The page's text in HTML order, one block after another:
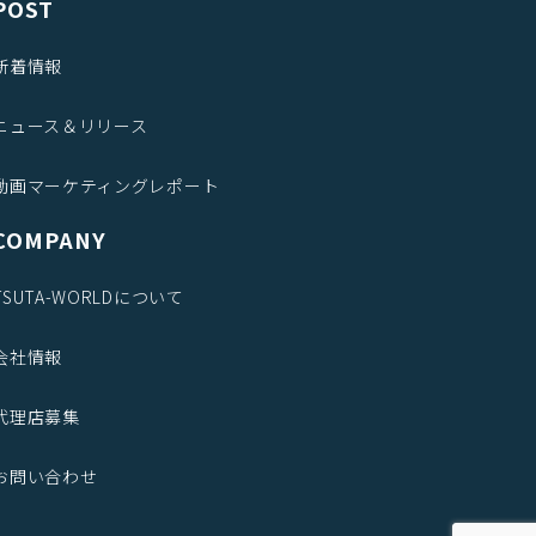
着情報
ュース＆リリース
画マーケティングレポート
WORLDについて
社情報
理店募集
問い合わせ